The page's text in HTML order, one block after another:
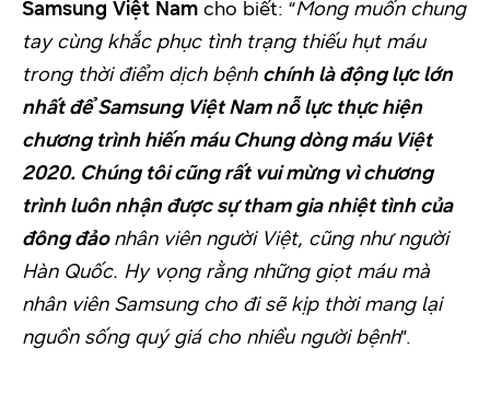
Samsung Việt Nam cho biết: “Mong muốn chung
tay cùng khắc phục tình trạng thiếu hụt máu
trong thời điểm dịch bệnh chính là động lực lớn
nhất để Samsung Việt Nam nỗ lực thực hiện
chương trình hiến máu Chung dòng máu Việt
2020. Chúng tôi cũng rất vui mừng vì chương
trình luôn nhận được sự tham gia nhiệt tình của
đông đảonhân viên người Việt, cũng như người
Hàn Quốc. Hy vọng rằng những giọt máu mà
nhân viên Samsung cho đi sẽ kịp thời mang lại
nguồn sống quý giá cho nhiều người bệnh”.